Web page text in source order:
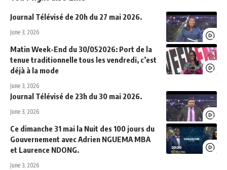
Journal Télévisé de 20h du 27 mai 2026.
June 3, 2026
Matin Week-End du 30/052026: Port de la
tenue traditionnelle tous les vendredi, c’est
déjà à la mode
June 3, 2026
Journal Télévisé de 23h du 30 mai 2026.
June 3, 2026
Ce dimanche 31 mai la Nuit des 100 jours du
Gouvernement avec Adrien NGUEMA MBA
et Laurence NDONG.
June 3, 2026